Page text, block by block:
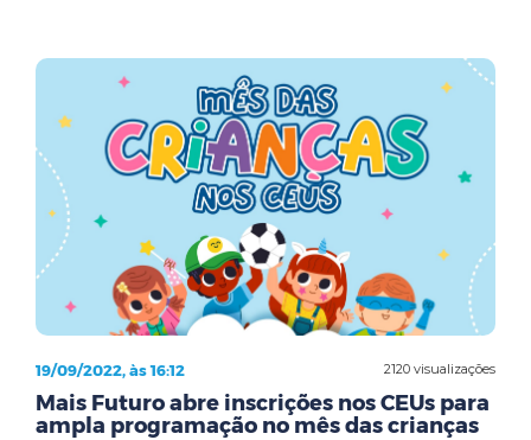
2120 visualizações
19/09/2022, às 16:12
Mais Futuro abre inscrições nos CEUs para
ampla programação no mês das crianças